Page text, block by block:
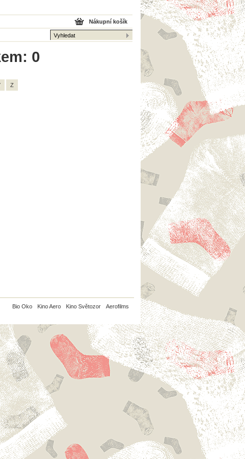
Nákupní košík
0
Z
Bio Oko Kino Aero Kino Světozor Aerofilms